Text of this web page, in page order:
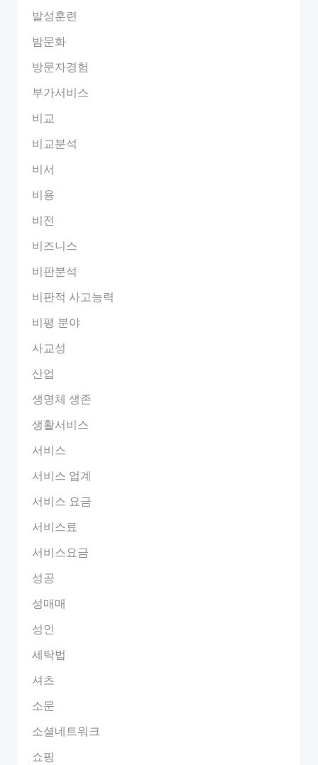
발성훈련
밤문화
방문자경험
부가서비스
비교
비교분석
비서
비용
비전
비즈니스
비판분석
비판적 사고능력
비평 분야
사교성
산업
생명체 생존
생활서비스
서비스
서비스 업계
서비스 요금
서비스료
서비스요금
성공
성매매
성인
세탁법
셔츠
소문
소셜네트워크
쇼핑